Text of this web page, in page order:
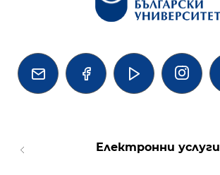
  
Електронни услуги